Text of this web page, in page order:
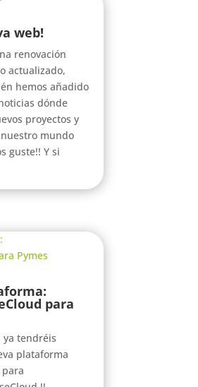
web!
renovación
actualizado,
hemos añadido
dónde
proyectos y
mundo
guste!! Y si
para
ya tendréis
plataforma